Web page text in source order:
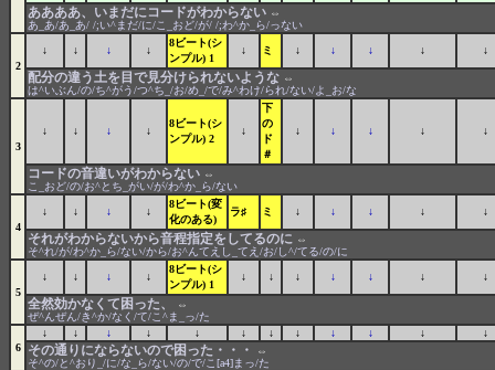
ああああ、いまだにコードがわからない ⇔
あ_あ/あ_あ/ /;い^まだ/に/こ_おど/が/ /;わ^か_ら/っない
2
↓ ↓ ↓ ↓
8ビート(シ
ンプル) 1
↓ ミ ↓ ↓ ↓ ↓ ↓
配分の違う土を目で見分けられないような ⇔
は^いぶん/の/ち^がう/つ^ち_/お/め_/で/み^わけ/られ/ない/よ_お/な
3
↓ ↓ ↓ ↓
8ビート(シ
ンプル) 2
↓
下
の
ド
＃
↓ ↓ ↓ ↓ ↓
コードの音違いがわからない ⇔
こ_おど/の/お^とち_がい/が/わ^か_ら/ない
4
↓ ↓ ↓ ↓
8ビート(変
化のある)
ラ♯ ミ ↓ ↓ ↓ ↓ ↓
それがわからないから音程指定をしてるのに ⇔
そ^れ/が/わ^か_ら/ない/から/お^んてえし_てえ/お/し^/てる/の/に
5
↓ ↓ ↓ ↓
8ビート(シ
ンプル) 1
↓ ↓ ↓ ↓ ↓ ↓ ↓
全然効かなくて困った、
⇔
ぜ^んぜん/き^か/なく/て/こ^ま_っ/た
6
↓ ↓ ↓ ↓ ↓ ↓ ↓ ↓ ↓ ↓ ↓ ↓
その通りにならないので困った・・・
⇔
そ^の/と^おり_/に/な_ら/ない/の/で/こ[a4]まっ/た